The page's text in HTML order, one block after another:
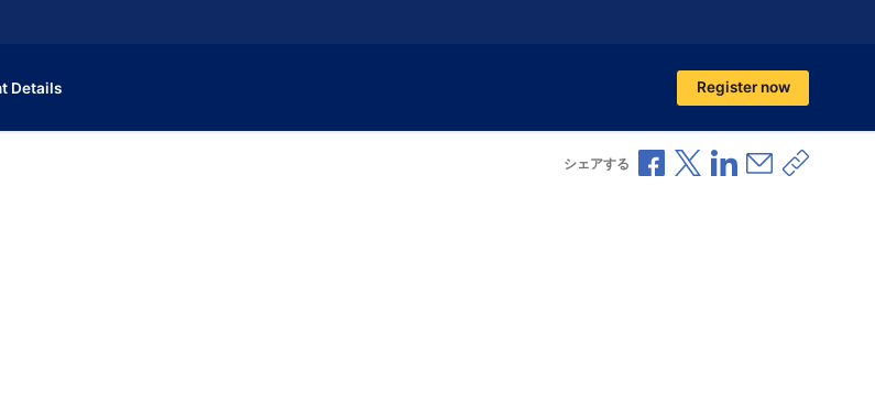
Details Register now
シェアする Facebookで共有
Xで共有LinkedInで共有
メールで共
共有リ